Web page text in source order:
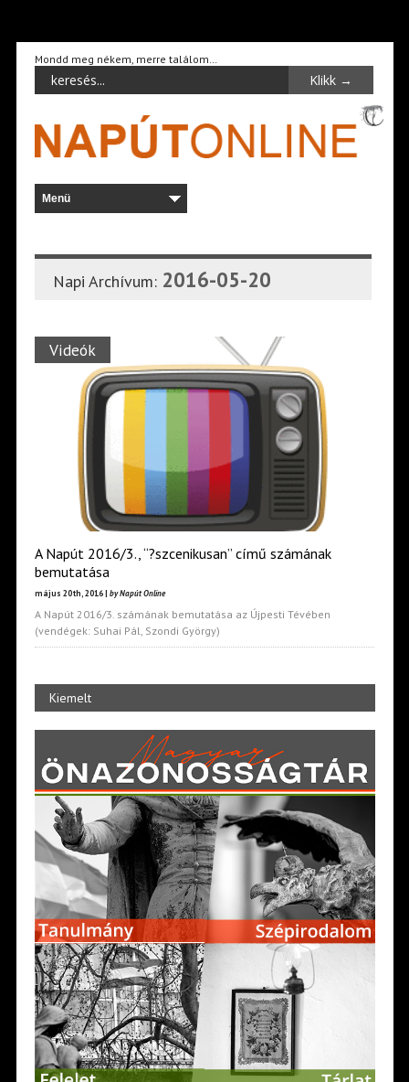
Mondd meg nékem, merre találom…
Napi Archívum: 2016-05-20
Videók
A Napút 2016/3., “?szcenikusan” című számának
bemutatása
május 20th, 2016 | by Napút Online
A Napút 2016/3. számának bemutatása az Újpesti Tévében
(vendégek: Suhai Pál, Szondi György)
Kiemelt